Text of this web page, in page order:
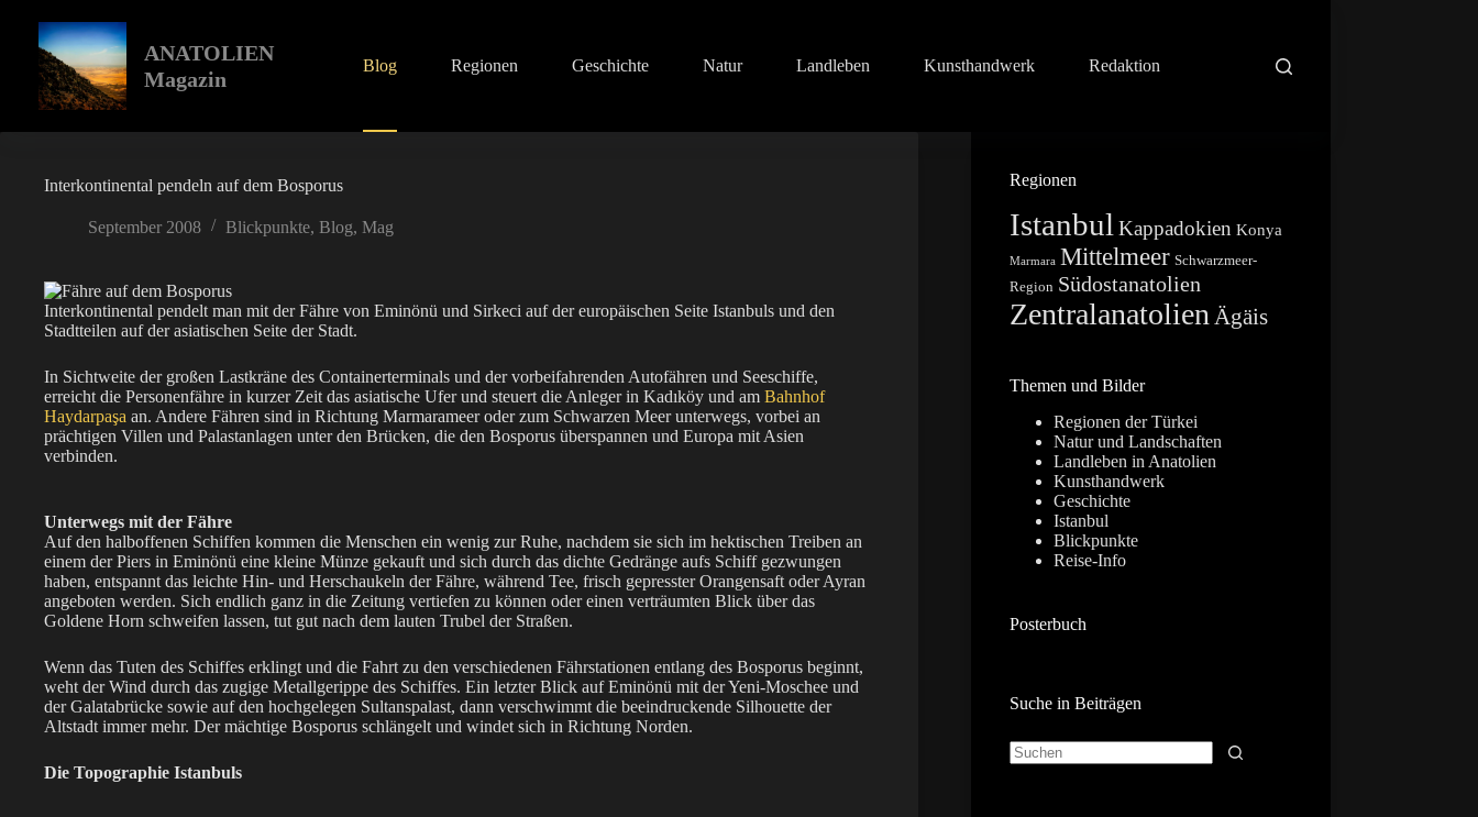
springen
ANATOLIEN
Magazin
Blog Regionen Geschichte Natur Landleben Kunsthandwerk Redaktion
Interkontinental pendeln auf dem Bosporus
September 2008 Blickpunkte, Blog, Mag
Interkontinental pendelt man mit der Fähre von Eminönü und Sirkeci auf der europäischen Seite Istanbuls und den
Stadtteilen auf der asiatischen Seite der Stadt.
In Sichtweite der großen Lastkräne des Containerterminals und der vorbeifahrenden Autofähren und Seeschiffe,
erreicht die Personenfähre in kurzer Zeit das asiatische Ufer und steuert die Anleger in Kadıköy und am Bahnhof
Haydarpaşa an. Andere Fähren sind in Richtung Marmarameer oder zum Schwarzen Meer unterwegs, vorbei an
prächtigen Villen und Palastanlagen unter den Brücken, die den Bosporus überspannen und Europa mit Asien
verbinden.
Unterwegs mit der Fähre
Auf den halboffenen Schiffen kommen die Menschen ein wenig zur Ruhe, nachdem sie sich im hektischen Treiben an
einem der Piers in Eminönü eine kleine Münze gekauft und sich durch das dichte Gedränge aufs Schiff gezwungen
haben, entspannt das leichte Hin- und Herschaukeln der Fähre, während Tee, frisch gepresster Orangensaft oder Ayran
angeboten werden. Sich endlich ganz in die Zeitung vertiefen zu können oder einen verträumten Blick über das
Goldene Horn schweifen lassen, tut gut nach dem lauten Trubel der Straßen.
Wenn das Tuten des Schiffes erklingt und die Fahrt zu den verschiedenen Fährstationen entlang des Bosporus beginnt,
weht der Wind durch das zugige Metallgerippe des Schiffes. Ein letzter Blick auf Eminönü mit der Yeni-Moschee und
der Galatabrücke sowie auf den hochgelegen Sultanspalast, dann verschwimmt die beeindruckende Silhouette der
Altstadt immer mehr. Der mächtige Bosporus schlängelt und windet sich in Richtung Norden.
Die Topographie Istanbuls
Regionen
Istanbul Kappadokien Konya
Marmara Mittelmeer Schwarzmeer-
Region Südostanatolien
Zentralanatolien Ägäis
Themen und Bilder
Regionen der Türkei
Natur und Landschaften
Landleben in Anatolien
Kunsthandwerk
Geschichte
Istanbul
Blickpunkte
Reise-Info
Posterbuch
Suche in Beiträgen